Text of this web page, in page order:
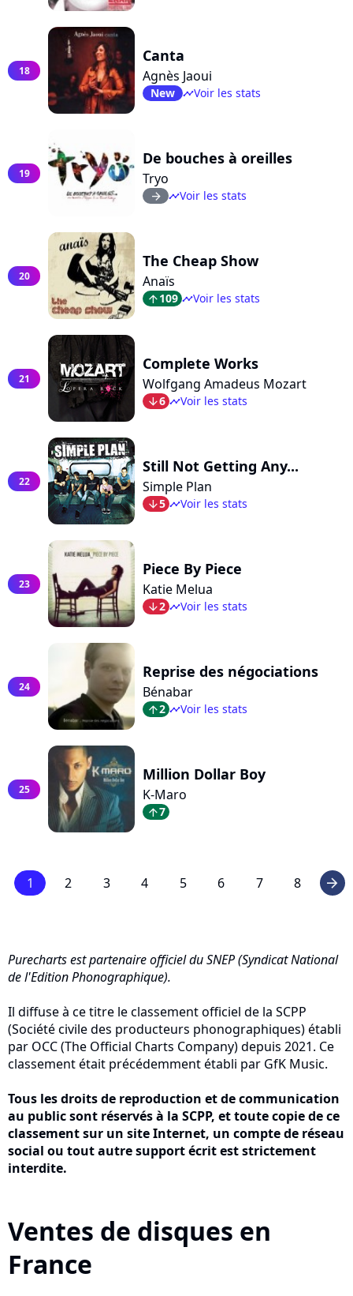
18
Canta
Agnès Jaoui
New timelineVoir les stats
19
De bouches à oreilles
Tryo
arrow_right timelineVoir les stats
20
The Cheap Show
Anaïs
arrow_top109 timelineVoir les stats
21
Complete Works
Wolfgang Amadeus Mozart
arrow_bot6 timelineVoir les stats
22
Still Not Getting Any...
Simple Plan
arrow_bot5 timelineVoir les stats
23
Piece By Piece
Katie Melua
arrow_bot2 timelineVoir les stats
24
Reprise des négociations
Bénabar
arrow_top2 timelineVoir les stats
25
Million Dollar Boy
K-Maro
arrow_top7
1 2 3 4 5 6 7 8 arrow_right
Purecharts est partenaire officiel du SNEP (Syndicat National
de l'Edition Phonographique).
Il diffuse à ce titre le classement officiel de la SCPP
(Société civile des producteurs phonographiques) établi
par OCC (The Official Charts Company) depuis 2021. Ce
classement était précédemment établi par GfK Music.
Tous les droits de reproduction et de communication
au public sont réservés à la SCPP, et toute copie de ce
classement sur un site Internet, un compte de réseau
social ou tout autre support écrit est strictement
interdite.
Ventes de disques en
France